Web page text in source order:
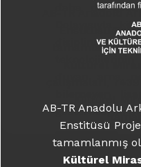
daha da
Dolayısıyla,
disiplini
göstereceğini
İncele
AB-TR Anadolu
Enstitüsü
tamamlanmış
Daha fazla
AB-TR Anadolu
Enstitüsü
tamamlanmış
Kültürel